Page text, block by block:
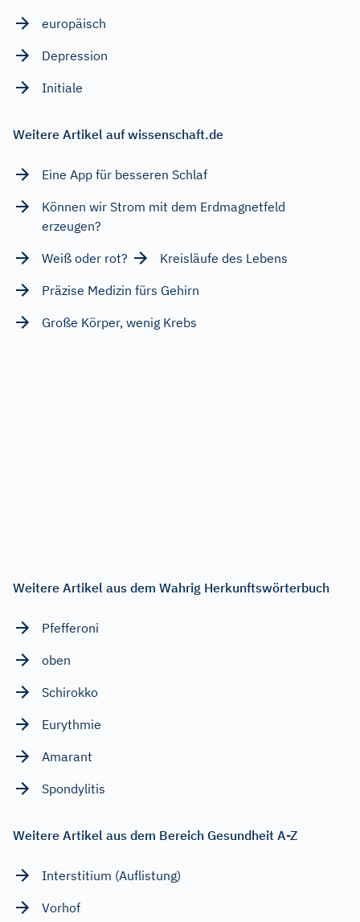
europäisch
Depression
Initiale
Weitere Artikel auf wissenschaft.de
Eine App für besseren Schlaf
Können wir Strom mit dem Erdmagnetfeld
erzeugen?
Weiß oder rot?
Kreisläufe des Lebens
Präzise Medizin fürs Gehirn
Große Körper, wenig Krebs
Weitere Artikel aus dem Wahrig Herkunftswörterbuch
Pfefferoni
oben
Schirokko
Eurythmie
Amarant
Spondylitis
Weitere Artikel aus dem Bereich Gesundheit A-Z
Interstitium (Auflistung)
Vorhof